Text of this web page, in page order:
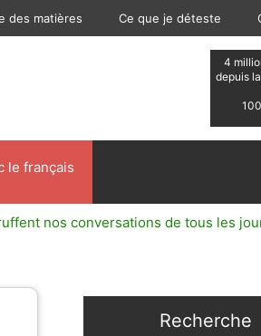
des matières Ce que je déteste
4
depuis
le français
nos conversations de tous les
Recherche